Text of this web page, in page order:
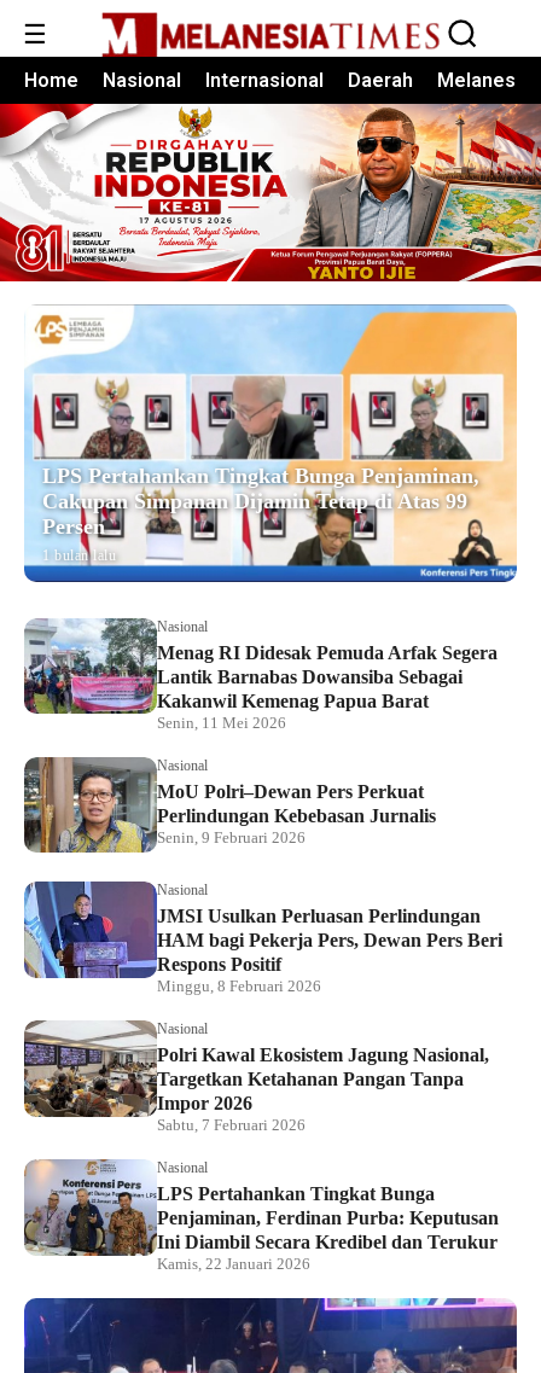
☰
Home Nasional Internasional Daerah Melanesia
LPS Pertahankan Tingkat Bunga Penjaminan,
Cakupan Simpanan Dijamin Tetap di Atas 99
Persen
1 bulan lalu
Nasional
Menag RI Didesak Pemuda Arfak Segera
Lantik Barnabas Dowansiba Sebagai
Kakanwil Kemenag Papua Barat
Senin, 11 Mei 2026
Nasional
MoU Polri–Dewan Pers Perkuat
Perlindungan Kebebasan Jurnalis
Senin, 9 Februari 2026
Nasional
JMSI Usulkan Perluasan Perlindungan
HAM bagi Pekerja Pers, Dewan Pers Beri
Respons Positif
Minggu, 8 Februari 2026
Nasional
Polri Kawal Ekosistem Jagung Nasional,
Targetkan Ketahanan Pangan Tanpa
Impor 2026
Sabtu, 7 Februari 2026
Nasional
LPS Pertahankan Tingkat Bunga
Penjaminan, Ferdinan Purba: Keputusan
Ini Diambil Secara Kredibel dan Terukur
Kamis, 22 Januari 2026